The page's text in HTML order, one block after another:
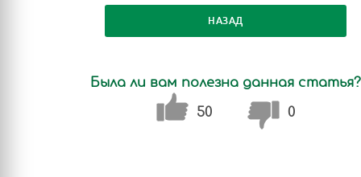
НАЗАД
Была ли вам полезна данная статья?
50 0